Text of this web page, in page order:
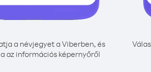
a névjegyet a Viberben, és
az információs képernyőről